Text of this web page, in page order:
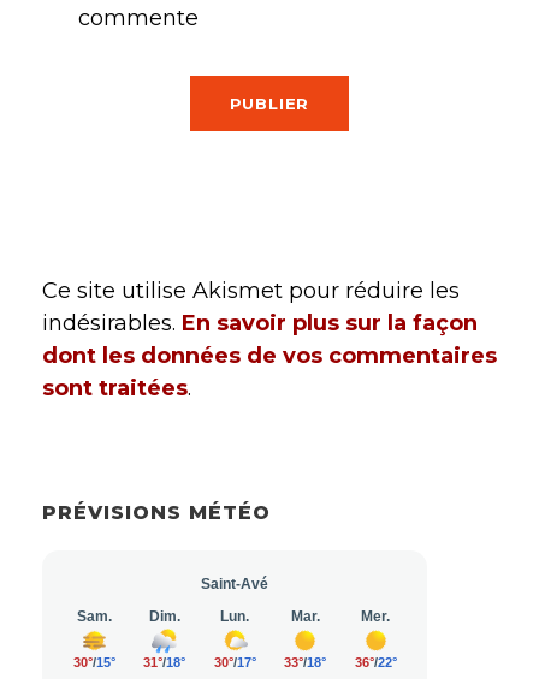
commente
Ce site utilise Akismet pour réduire les
indésirables. En savoir plus sur la façon
dont les données de vos commentaires
sont traitées.
PRÉVISIONS MÉTÉO